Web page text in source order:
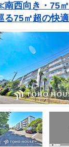
西向き・75
る75㎡超の快適